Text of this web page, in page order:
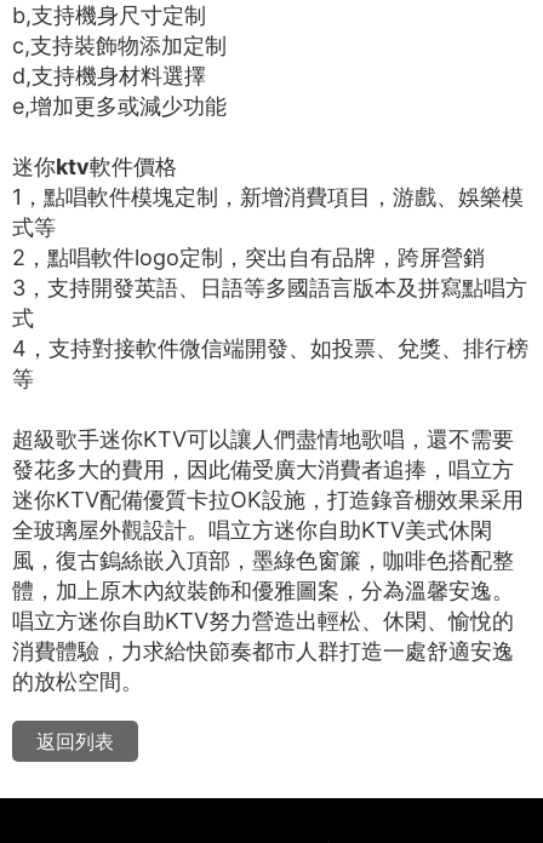
b,支持機身尺寸定制
c,支持裝飾物添加定制
d,支持機身材料選擇
e,增加更多或減少功能
迷你ktv軟件價格
1，點唱軟件模塊定制，新增消費項目，游戲、娛樂模
式等
2，點唱軟件logo定制，突出自有品牌，跨屏營銷
3，支持開發英語、日語等多國語言版本及拼寫點唱方
式
4，支持對接軟件微信端開發、如投票、兌獎、排行榜
等
超級歌手迷你KTV可以讓人們盡情地歌唱，還不需要
發花多大的費用，因此備受廣大消費者追捧，唱立方
迷你KTV配備優質卡拉OK設施，打造錄音棚效果采用
全玻璃屋外觀設計。唱立方迷你自助KTV美式休閑
風，復古鎢絲嵌入頂部，墨綠色窗簾，咖啡色搭配整
體，加上原木內紋裝飾和優雅圖案，分為溫馨安逸。
唱立方迷你自助KTV努力營造出輕松、休閑、愉悅的
消費體驗，力求給快節奏都市人群打造一處舒適安逸
的放松空間。
返回列表